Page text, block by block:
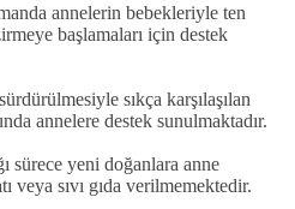
annelerin bebekleriyle ten
başlamaları için destek
sıkça karşılaşılan
annelere destek sunulmaktadır.
sürece yeni doğanlara anne
veya sıvı gıda verilmemektedir.